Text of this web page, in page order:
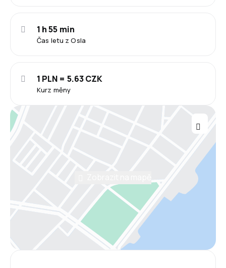
Čas letu z Osla
1 h 55 min
Kurz měny
1 PLN = 5.63 CZK